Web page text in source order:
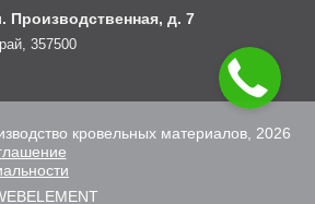
Производственная, д. 7
357500
кровельных материалов, 2026